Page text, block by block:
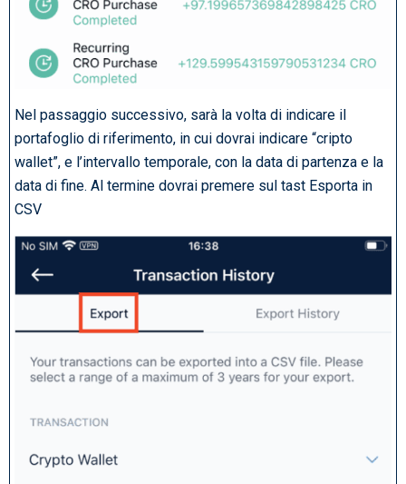
Nel passaggio successivo, sarà la volta di indicare il
portafoglio di riferimento, in cui dovrai indicare “cripto
wallet”, e l’intervallo temporale, con la data di partenza e la
data di fine. Al termine dovrai premere sul tast Esporta in
CSV